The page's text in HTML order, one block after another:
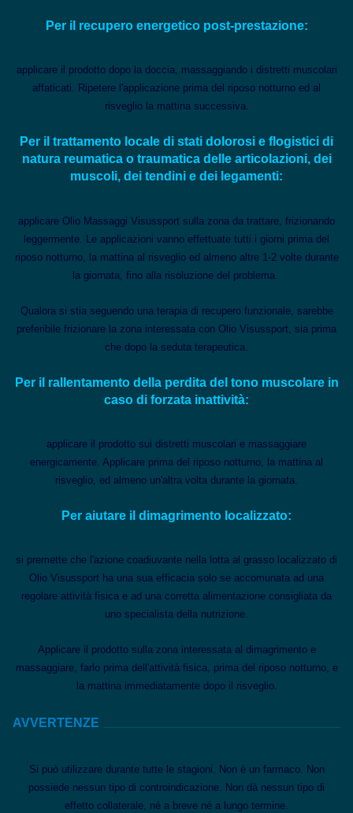
Per il recupero energetico post-prestazione:
applicare il prodotto dopo la doccia, massaggiando i distretti muscolari
affaticati. Ripetere l'applicazione prima del riposo notturno ed al
risveglio la mattina successiva.
Per il trattamento locale di stati dolorosi e flogistici di
natura reumatica o traumatica delle articolazioni, dei
muscoli, dei tendini e dei legamenti:
applicare Olio Massaggi Visussport sulla zona da trattare, frizionando
leggermente. Le applicazioni vanno effettuate tutti i giorni prima del
riposo notturno, la mattina al risveglio ed almeno altre 1-2 volte durante
la giornata, fino alla risoluzione del problema.
Qualora si stia seguendo una terapia di recupero funzionale, sarebbe
preferibile frizionare la zona interessata con Olio Visussport, sia prima
che dopo la seduta terapeutica.
Per il rallentamento della perdita del tono muscolare in
caso di forzata inattività:
applicare il prodotto sui distretti muscolari e massaggiare
energicamente. Applicare prima del riposo notturno, la mattina al
risveglio, ed almeno un'altra volta durante la giornata.
Per aiutare il dimagrimento localizzato:
si premette che l'azione coadiuvante nella lotta al grasso localizzato di
Olio Visussport ha una sua efficacia solo se accomunata ad una
regolare attività fisica e ad una corretta alimentazione consigliata da
uno specialista della nutrizione.
Applicare il prodotto sulla zona interessata al dimagrimento e
massaggiare, farlo prima dell'attività fisica, prima del riposo notturno, e
la mattina immediatamente dopo il risveglio.
AVVERTENZE
Si può utilizzare durante tutte le stagioni. Non è un farmaco. Non
possiede nessun tipo di controindicazione. Non dà nessun tipo di
effetto collaterale, né a breve né a lungo termine.